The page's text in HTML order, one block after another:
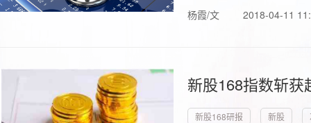
杨霞/文 2018-04-11
新股168指数斩
新股168研报 新股